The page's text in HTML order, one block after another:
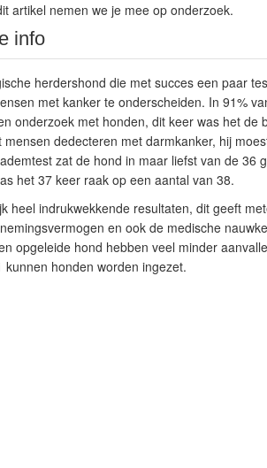
artikel nemen we je mee op onderzoek.
info
herdershond die met succes een paar
met kanker te onderscheiden. In 91%
onderzoek met honden, dit keer was het
mensen dedecteren met darmkanker, hij
zat de hond in maar liefst van de 36
het 37 keer raak op een aantal van 38.
heel indrukwekkende resultaten, dit geeft
en ook de medische
opgeleide hond hebben veel minder
kunnen honden worden ingezet.